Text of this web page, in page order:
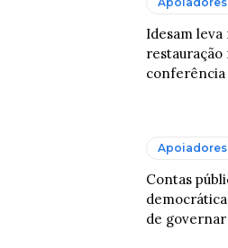
Idesam leva
restauração
Apoiadores
Contas
de governar